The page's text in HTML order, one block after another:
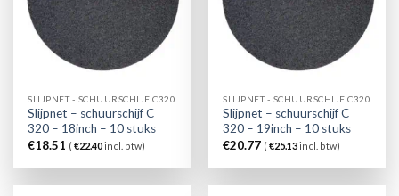
SLIJPNET - SCHUURSCHIJF C320
Slijpnet – schuurschijf C
320 – 18inch – 10 stuks
€18.51 (€22.40incl. btw)
SLIJPNET - SCHUURSCHIJF C320
Slijpnet – schuurschijf C
320 – 19inch – 10 stuks
€20.77 (€25.13incl. btw)